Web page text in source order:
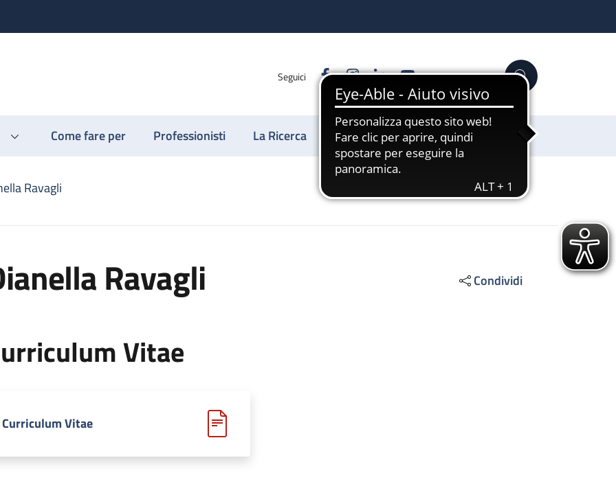
Seguici FacebookInstagram
LinkedinYouTube Cerca
Come fare per Professionisti La Ricerca Sostienici
Ravagli
Ravagli Condividi
Vitae
Curriculum Vitae